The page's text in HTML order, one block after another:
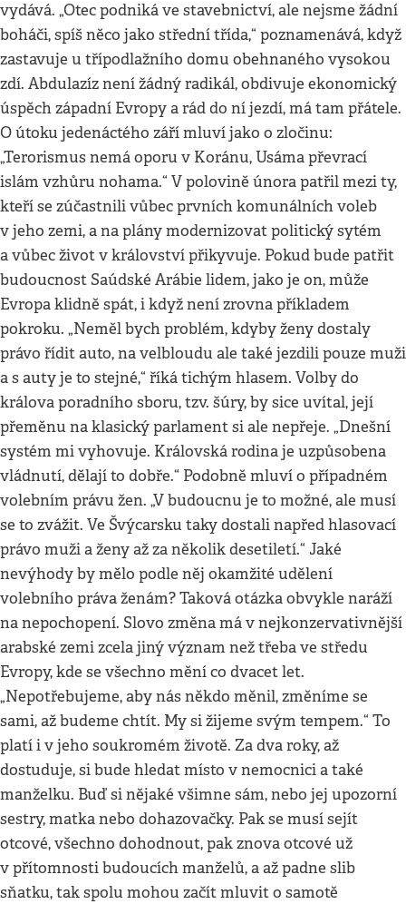
vydává. „Otec podniká ve stavebnictví, ale nejsme žádní
boháči, spíš něco jako střední třída,“ poznamenává, když
zastavuje u třípodlažního domu obehnaného vysokou
zdí. Abdulazíz není žádný radikál, obdivuje ekonomický
úspěch západní Evropy a rád do ní jezdí, má tam přátele.
O útoku jedenáctého září mluví jako o zločinu:
„Terorismus nemá oporu v Koránu, Usáma převrací
islám vzhůru nohama.“ V polovině února patřil mezi ty,
kteří se zúčastnili vůbec prvních komunálních voleb
v jeho zemi, a na plány modernizovat politický sytém
a vůbec život v království přikyvuje. Pokud bude patřit
budoucnost Saúdské Arábie lidem, jako je on, může
Evropa klidně spát, i když není zrovna příkladem
pokroku. „Neměl bych problém, kdyby ženy dostaly
právo řídit auto, na velbloudu ale také jezdili pouze muži
a s auty je to stejné,“ říká tichým hlasem. Volby do
králova poradního sboru, tzv. šúry, by sice uvítal, její
přeměnu na klasický parlament si ale nepřeje. „Dnešní
systém mi vyhovuje. Královská rodina je uzpůsobena
vládnutí, dělají to dobře.“ Podobně mluví o případném
volebním právu žen. „V budoucnu je to možné, ale musí
se to zvážit. Ve Švýcarsku taky dostali napřed hlasovací
právo muži a ženy až za několik desetiletí.“ Jaké
nevýhody by mělo podle něj okamžité udělení
volebního práva ženám? Taková otázka obvykle naráží
na nepochopení. Slovo změna má v nejkonzervativnější
arabské zemi zcela jiný význam než třeba ve středu
Evropy, kde se všechno mění co dvacet let.
„Nepotřebujeme, aby nás někdo měnil, změníme se
sami, až budeme chtít. My si žijeme svým tempem.“ To
platí i v jeho soukromém životě. Za dva roky, až
dostuduje, si bude hledat místo v nemocnici a také
manželku. Buď si nějaké všimne sám, nebo jej upozorní
sestry, matka nebo dohazovačky. Pak se musí sejít
otcové, všechno dohodnout, pak znova otcové už
v přítomnosti budoucích manželů, a až padne slib
sňatku, tak spolu mohou začít mluvit o samotě